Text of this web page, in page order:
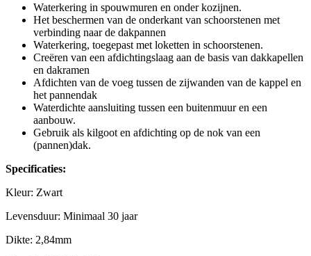
Waterkering in spouwmuren en onder kozijnen.
Het beschermen van de onderkant van schoorstenen met
verbinding naar de dakpannen
Waterkering, toegepast met loketten in schoorstenen.
Creëren van een afdichtingslaag aan de basis van dakkapellen
en dakramen
Afdichten van de voeg tussen de zijwanden van de kappel en
het pannendak
Waterdichte aansluiting tussen een buitenmuur en een
aanbouw.
Gebruik als kilgoot en afdichting op de nok van een
(pannen)dak.
Specificaties:
Kleur: Zwart
Levensduur: Minimaal 30 jaar
Dikte: 2,84mm